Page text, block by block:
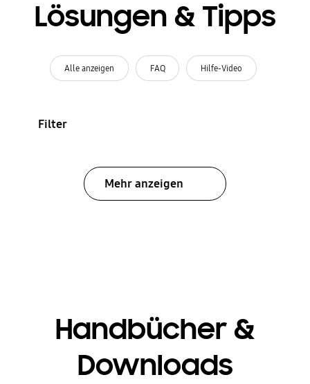
Lösungen & Tipps
Alle anzeigen FAQ Hilfe-Video
Filter
Mehr anzeigen
Handbücher &
Downloads